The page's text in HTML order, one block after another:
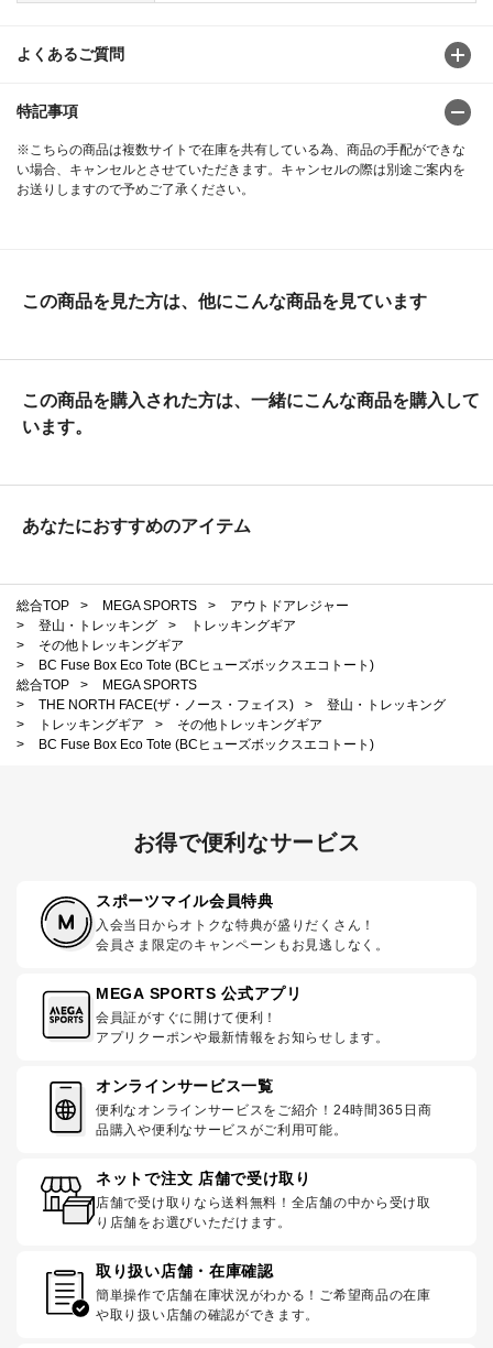
よくあるご質問
特記事項
※こちらの商品は複数サイトで在庫を共有している為、商品の手配ができな
い場合、キャンセルとさせていただきます。キャンセルの際は別途ご案内を
お送りしますので予めご了承ください。
この商品を見た方は、他にこんな商品を見ています
この商品を購入された方は、一緒にこんな商品を購入して
います。
あなたにおすすめのアイテム
総合TOP > MEGA SPORTS >
アウトドアレジャー
>
登山・トレッキング >
トレッキングギア
>
その他トレッキングギア
>
BC Fuse Box Eco Tote (BCヒューズボックスエコトート)
総合TOP
>
MEGA SPORTS
>
THE NORTH FACE(ザ・ノース・フェイス) >
登山・トレッキング
>
トレッキングギア >
その他トレッキングギア
>
BC Fuse Box Eco Tote (BCヒューズボックスエコトート)
お得で便利なサービス
スポーツマイル会員特典
入会当日からオトクな特典が盛りだくさん！
会員さま限定のキャンペーンもお見逃しなく。
MEGA SPORTS 公式アプリ
会員証がすぐに開けて便利！
アプリクーポンや最新情報をお知らせします。
オンラインサービス一覧
便利なオンラインサービスをご紹介！24時間365日商
品購入や便利なサービスがご利用可能。
ネットで注文 店舗で受け取り
店舗で受け取りなら送料無料！全店舗の中から受け取
り店舗をお選びいただけます。
取り扱い店舗・在庫確認
簡単操作で店舗在庫状況がわかる！ご希望商品の在庫
や取り扱い店舗の確認ができます。